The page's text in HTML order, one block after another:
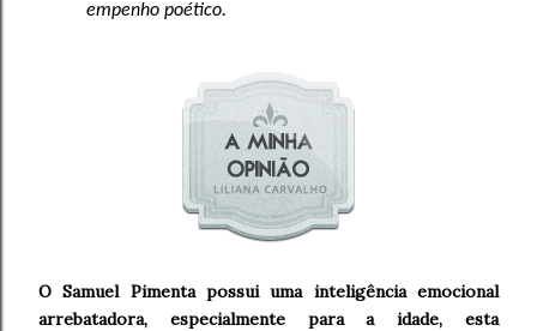
empenho poético.
O Samuel Pimenta possui uma inteligência emocional
arrebatadora, especialmente para a idade, esta